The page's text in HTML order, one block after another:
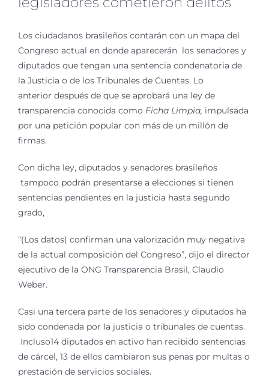
Los ciudadanos brasileños contarán con un mapa del
Congreso actual en donde aparecerán los senadores y
diputados que tengan una sentencia condenatoria de
la Justicia o de los Tribunales de Cuentas. Lo
anterior después de que se aprobará una ley de
transparencia conocida como Ficha Limpia, impulsada
por una petición popular con más de un millón de
firmas.
Con dicha ley, diputados y senadores brasileños
tampoco podrán presentarse a elecciones si tienen
sentencias pendientes en la justicia hasta segundo
grado,
“(Los datos) confirman una valorización muy negativa
de la actual composición del Congreso”, dijo el director
ejecutivo de la ONG Transparencia Brasil, Claudio
Weber.
Casi una tercera parte de los senadores y diputados ha
sido condenada por la justicia o tribunales de cuentas.
Incluso14 diputados en activo han recibido sentencias
de cárcel, 13 de ellos cambiaron sus penas por multas o
prestación de servicios sociales.